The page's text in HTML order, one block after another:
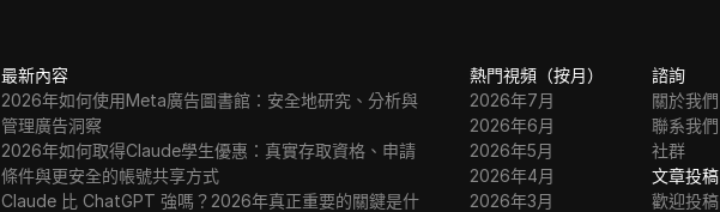
最新內容
2026年如何使用Meta廣告圖書館：安全地研究、分析與
管理廣告洞察
2026年如何取得Claude學生優惠：真實存取資格、申請
條件與更安全的帳號共享方式
Claude 比 ChatGPT 強嗎？2026年真正重要的關鍵是什
熱門視頻（按月）
2026年7月
2026年6月
2026年5月
2026年4月
2026年3月
諮詢
關於我們
聯系我們
社群
文章投稿
歡迎投稿